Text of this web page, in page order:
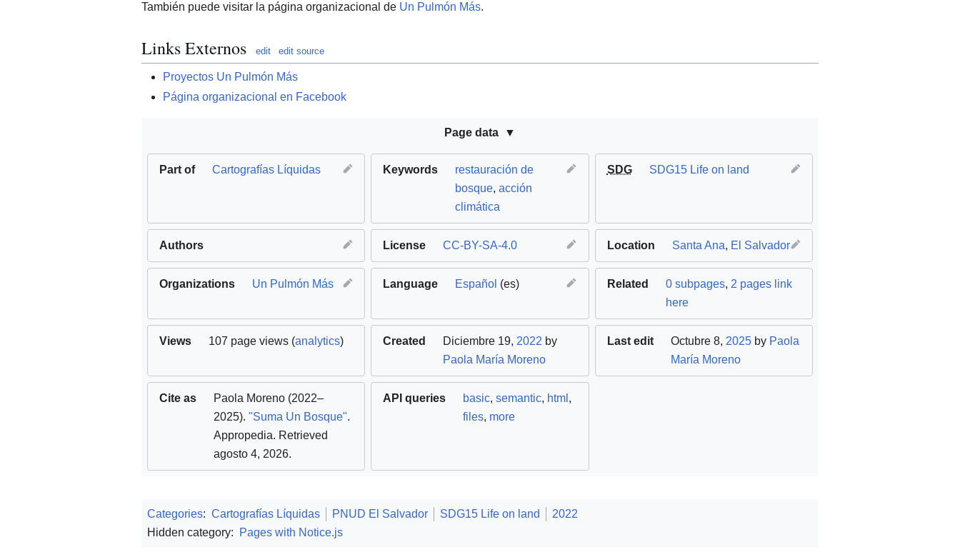
También puede visitar la página organizacional de Un Pulmón Más.
Links Externos edit edit source
Proyectos Un Pulmón Más
Página organizacional en Facebook
Page data
Part of Cartografías Líquidas Keywords
restauración de
bosque,acción
climática
SDG SDG15 Life on land
Authors License CC-BY-SA-4.0 Location Santa Ana, El Salvador
Organizations Un Pulmón Más Language Español (es) Related 0 subpages, 2 pages link
here
Views 107 page views (analytics) Created Diciembre 19, 2022 by
Paola María Moreno
Last edit Octubre 8, 2025by Paola
María Moreno
Cite as Paola Moreno (2022–
2025). "Suma Un Bosque".
Appropedia. Retrieved
agosto 4, 2026.
API queries basic,semantic, html ,
files, more
Categories: Cartografías Líquidas PNUD El Salvador SDG15 Life on land
2022
Hidden category:
Pages with Notice.js